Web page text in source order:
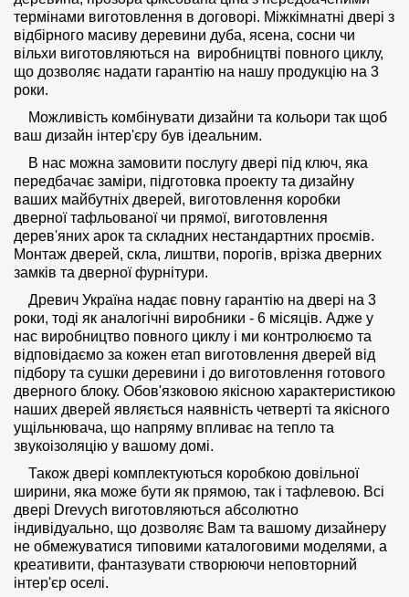
термінами виготовлення в договорі. Міжкімнатні двері з
відбірного масиву деревини дуба, ясена, сосни чи
вільхи виготовляються на виробництві повного циклу,
що дозволяє надати гарантію на нашу продукцію на 3
роки.
Можливість комбінувати дизайни та кольори так щоб
ваш дизайн інтер'єру був ідеальним.
В нас можна замовити послугу двері під ключ, яка
передбачає заміри, підготовка проекту та дизайну
ваших майбутніх дверей, виготовлення коробки
дверної тафльованої чи прямої, виготовлення
дерев'яних арок та складних нестандартних проємів.
Монтаж дверей, скла, лиштви, порогів, врізка дверних
замків та дверної фурнітури.
Древич Україна надає повну гарантію на двері на 3
роки, тоді як аналогічні виробники - 6 місяців. Адже у
нас виробництво повного циклу і ми контролюємо та
відповідаємо за кожен етап виготовлення дверей від
підбору та сушки деревини і до виготовлення готового
дверного блоку. Обов'язковою якісною характеристикою
наших дверей являється наявність четверті та якісного
ущільнювача, що напряму впливає на тепло та
звукоізоляцію у вашому домі.
Також двері комплектуються коробкою довільної
ширини, яка може бути як прямою, так і тафлевою. Всі
двері Drevych виготовляються абсолютно
індивідуально, що дозволяє Вам та вашому дизайнеру
не обмежуватися типовими каталоговими моделями, а
креативити, фантазувати створюючи неповторний
інтер'єр оселі.